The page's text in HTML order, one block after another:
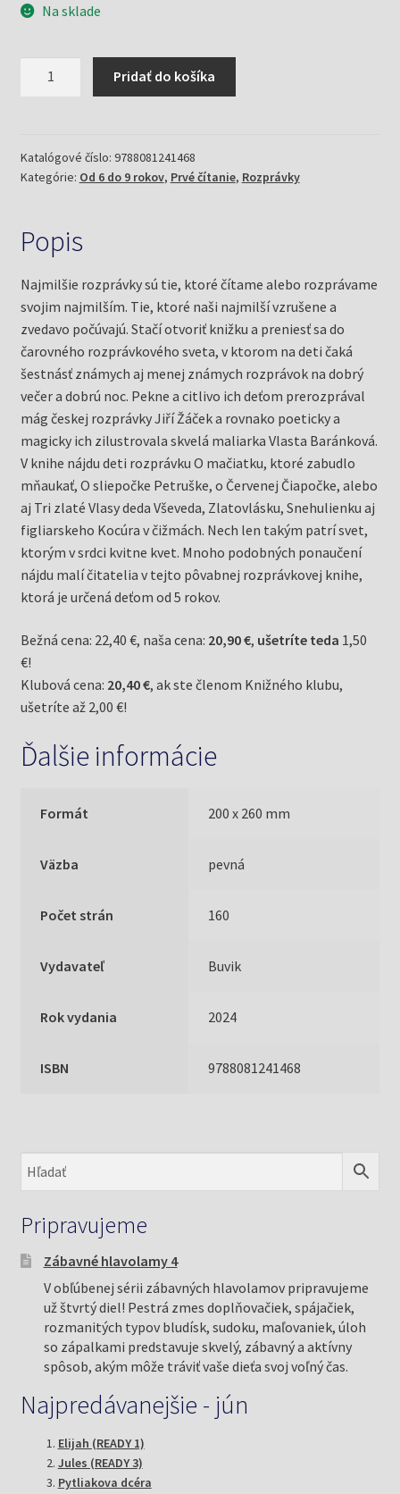
Na sklade
Jiří)
Pridať do košíka
Katalógové číslo: 9788081241468
Kategórie: Od 6 do 9 rokov, Prvé čítanie, Rozprávky
Popis
Najmilšie rozprávky sú tie, ktoré čítame alebo rozprávame
svojim najmilším. Tie, ktoré naši najmilší vzrušene a
zvedavo počúvajú. Stačí otvoriť knižku a preniesť sa do
čarovného rozprávkového sveta, v ktorom na deti čaká
šestnásť známych aj menej známych rozprávok na dobrý
večer a dobrú noc. Pekne a citlivo ich deťom prerozprával
mág českej rozprávky Jiří Žáček a rovnako poeticky a
magicky ich zilustrovala skvelá maliarka Vlasta Baránková.
V knihe nájdu deti rozprávku O mačiatku, ktoré zabudlo
mňaukať, O sliepočke Petruške, o Červenej Čiapočke, alebo
aj Tri zlaté Vlasy deda Vševeda, Zlatovlásku, Snehulienku aj
figliarskeho Kocúra v čižmách. Nech len takým patrí svet,
ktorým v srdci kvitne kvet. Mnoho podobných ponaučení
nájdu malí čitatelia v tejto pôvabnej rozprávkovej knihe,
ktorá je určená deťom od 5 rokov.
Bežná cena: 22,40 €, naša cena: 20,90 €, ušetríte teda 1,50
€!
Klubová cena: 20,40 €, ak ste členom Knižného klubu,
ušetríte až 2,00 €!
Ďalšie informácie
Formát 200 x 260 mm
Väzba pevná
Počet strán 160
Vydavateľ Buvik
Rok vydania 2024
ISBN 9788081241468
Pripravujeme
Zábavné hlavolamy 4
V obľúbenej sérii zábavných hlavolamov pripravujeme
už štvrtý diel! Pestrá zmes doplňovačiek, spájačiek,
rozmanitých typov bludísk, sudoku, maľovaniek, úloh
so zápalkami predstavuje skvelý, zábavný a aktívny
spôsob, akým môže tráviť vaše dieťa svoj voľný čas.
Najpredávanejšie - jún
Elijah (READY 1)
Jules (READY 3)
Pytliakova dcéra